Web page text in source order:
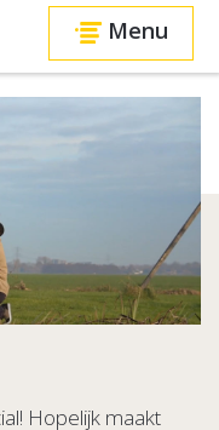
Menu
Hopelijk maakt